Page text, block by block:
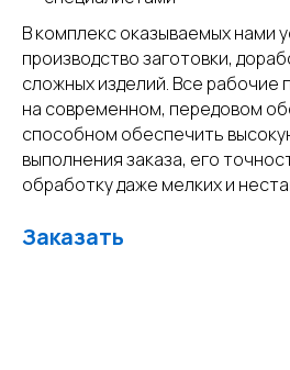
В комплекс оказываемых нами
производство заготовки,
сложных изделий. Все рабочие
на современном, передовом
способном обеспечить
выполнения заказа, его
обработку даже мелких и
Заказать